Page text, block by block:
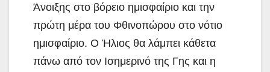
Άνοιξης στο βόρειο ημισφαίριο και την
πρώτη μέρα του Φθινοπώρου στο νότιο
ημισφαίριο. Ο Ήλιος θα λάμπει κάθετα
πάνω από τον Ισημερινό της Γης και η